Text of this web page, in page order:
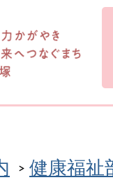
健康福祉